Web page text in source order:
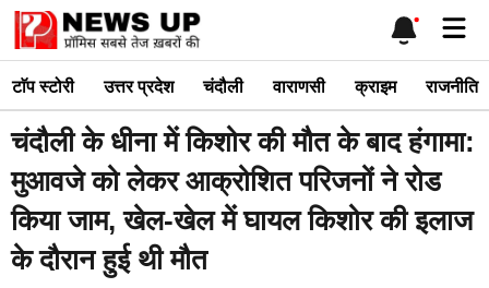
Skip
content
टाॅप स्टोरी उत्तर प्रदेश चंदौली वाराणसी क्राइम राजनीति
चंदौली के धीना में किशोर की मौत के बाद हंगामा:
मुआवजे को लेकर आक्रोशित परिजनों ने रोड
किया जाम, खेल-खेल में घायल किशोर की इलाज
के दौरान हुई थी मौत